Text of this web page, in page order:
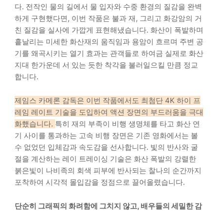
다. 전작인 물의 길에서 물 입자와 수중 환경의 질감을 완벽
하게 구현했다면, 이번 작품은 불과 재, 그리고 화강암의 거
친 질감을 실사에 가깝게 표현해냈습니다. 화산이 폭발하며
흩날리는 미세한 화산재의 움직임과 용암이 흐르며 주변 공
기를 왜곡시키는 열기 효과는 관객들로 하여금 실제로 화산
지대 한가운데 서 있는 듯한 착각을 불러일으킬 만큼 정교
합니다.
제임스 카메론 감독은 이번 작품에서도 최첨단 4K 하이 프
레임 레이트 기술을 도입하여 액션 장면의 부드러움을 극대
화했습니다. 특히 재의 부족이 비행 생명체를 타고 화산 연
기 사이를 통과하는 고속 비행 장면은 기존 영화에서는 볼
수 없었던 입체감과 속도감을 선사합니다. 빛의 반사와 굴
절을 계산하는 레이 트레이싱 기술은 화산 폭발의 강렬한
붉은빛이 나비족의 회색 피부에 반사되는 찰나의 순간까지
포착하여 시각적 몰입감을 정점으로 끌어올렸습니다.
단순히 그래픽의 화려함에 그치지 않고, 배우들의 세밀한 감